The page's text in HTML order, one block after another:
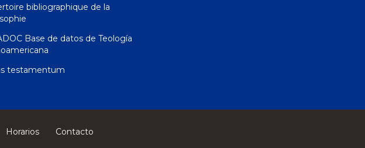
bibliographique de la
Base de datos de Teología
testamentum
Horarios
Contacto